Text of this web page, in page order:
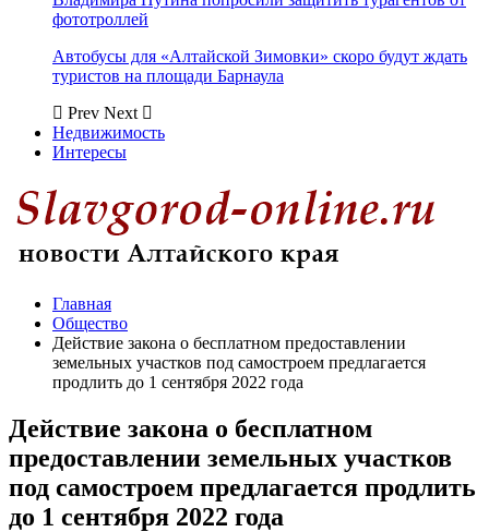
фототроллей
Автобусы для «Алтайской Зимовки» скоро будут ждать
туристов на площади Барнаула
Prev Next
Недвижимость
Интересы
Главная
Общество
Действие закона о бесплатном предоставлении
земельных участков под самостроем предлагается
продлить до 1 сентября 2022 года
Действие закона о бесплатном
предоставлении земельных участков
под самостроем предлагается продлить
до 1 сентября 2022 года